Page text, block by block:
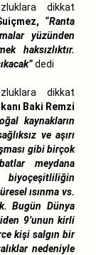
dikkat
“Ranta
yüzünden
haksızlıktır.
dedi
dikkat
Baki Remzi
kaynakların
ve aşırı
gibi birçok
meydana
ısınma vs.
Bugün Dünya
9’unun kirli
kişi salgın bir
nedeniyle